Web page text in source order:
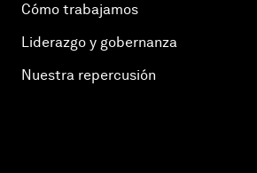
Cómo trabajamos
Liderazgo y gobernanza
Nuestra repercusión